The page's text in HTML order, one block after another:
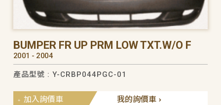
BUMPER FR UP PRM LOW TXT.W/O F
2001 - 2004
產品型號 : Y-CRBP044PGC-01
我的詢價車
加入詢價車